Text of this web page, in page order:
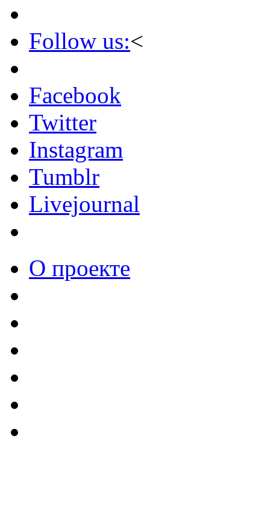
Follow us:<
Facebook
Twitter
Instagram
Tumblr
Livejournal
О проекте